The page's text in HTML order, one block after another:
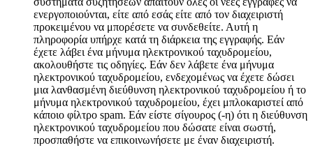
ενεργοποιούνται, είτε από εσάς είτε από τον διαχειριστή
προκειμένου να μπορέσετε να συνδεθείτε. Αυτή η
πληροφορία υπήρχε κατά τη διάρκεια της εγγραφής. Εάν
έχετε λάβει ένα μήνυμα ηλεκτρονικού ταχυδρομείου,
ακολουθήστε τις οδηγίες. Εάν δεν λάβετε ένα μήνυμα
ηλεκτρονικού ταχυδρομείου, ενδεχομένως να έχετε δώσει
μια λανθασμένη διεύθυνση ηλεκτρονικού ταχυδρομείου ή το
μήνυμα ηλεκτρονικού ταχυδρομείου, έχει μπλοκαριστεί από
κάποιο φίλτρο spam. Εάν είστε σίγουρος (-η) ότι η διεύθυνση
ηλεκτρονικού ταχυδρομείου που δώσατε είναι σωστή,
προσπαθήστε να επικοινωνήσετε με έναν διαχειριστή.